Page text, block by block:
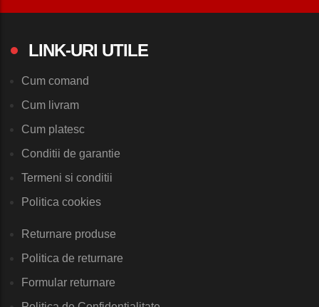
LINK-URI UTILE
Cum comand
Cum livram
Cum platesc
Conditii de garantie
Termeni si conditii
Politica cookies
Returnare produse
Politica de returnare
Formular returnare